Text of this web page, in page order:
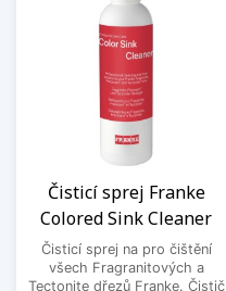
Čisticí sprej Franke
Colored Sink Cleaner
Čisticí sprej na pro čištění
všech Fragranitových a
Tectonite dřezů Franke. Čistič